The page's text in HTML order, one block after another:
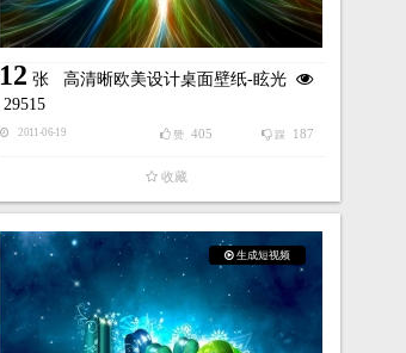
12 张 高清晰欧美设计桌面壁纸-眩光
29515
2011-06-19 踩 187
赞 405
收藏
生成短视频